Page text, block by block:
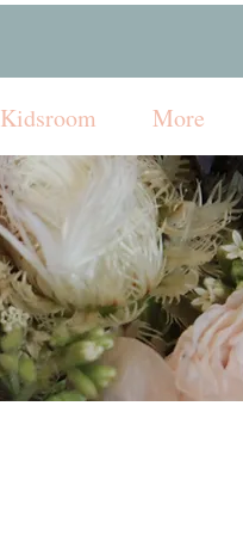
Kidsroom More